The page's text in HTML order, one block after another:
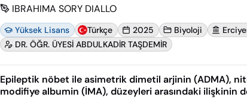
IBRAHIMA SORY DIALLO
Yüksek Lisans Türkçe 2025 Biyoloji
DR. ÖĞR. ÜYESİ ABDULKADİR TAŞDEMİR
Epileptik nöbet ile asimetrik dimetil arjinin (ADMA),
modifiye albumin (İMA), düzeyleri arasındaki ilişkinin